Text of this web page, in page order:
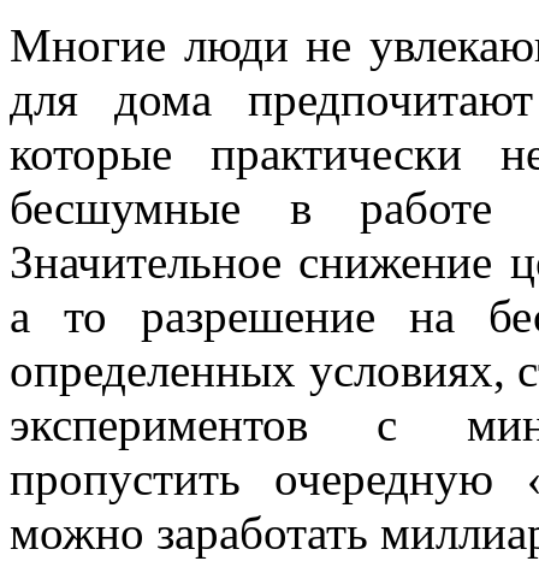
Многие люди не
для дома
которые практически
бесшумные в работе
Значительное
а то разрешение на
определенных условиях,
экспериментов с
пропустить
можно заработать